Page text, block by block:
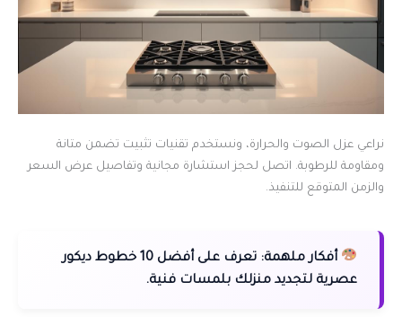
نراعي عزل الصوت والحرارة، ونستخدم تقنيات تثبيت تضمن متانة
ومقاومة للرطوبة. اتصل لحجز استشارة مجانية وتفاصيل عرض السعر
والزمن المتوقع للتنفيذ.
أفكار ملهمة:
تعرف على أفضل 10 خطوط ديكور
عصرية لتجديد منزلك بلمسات فنية.